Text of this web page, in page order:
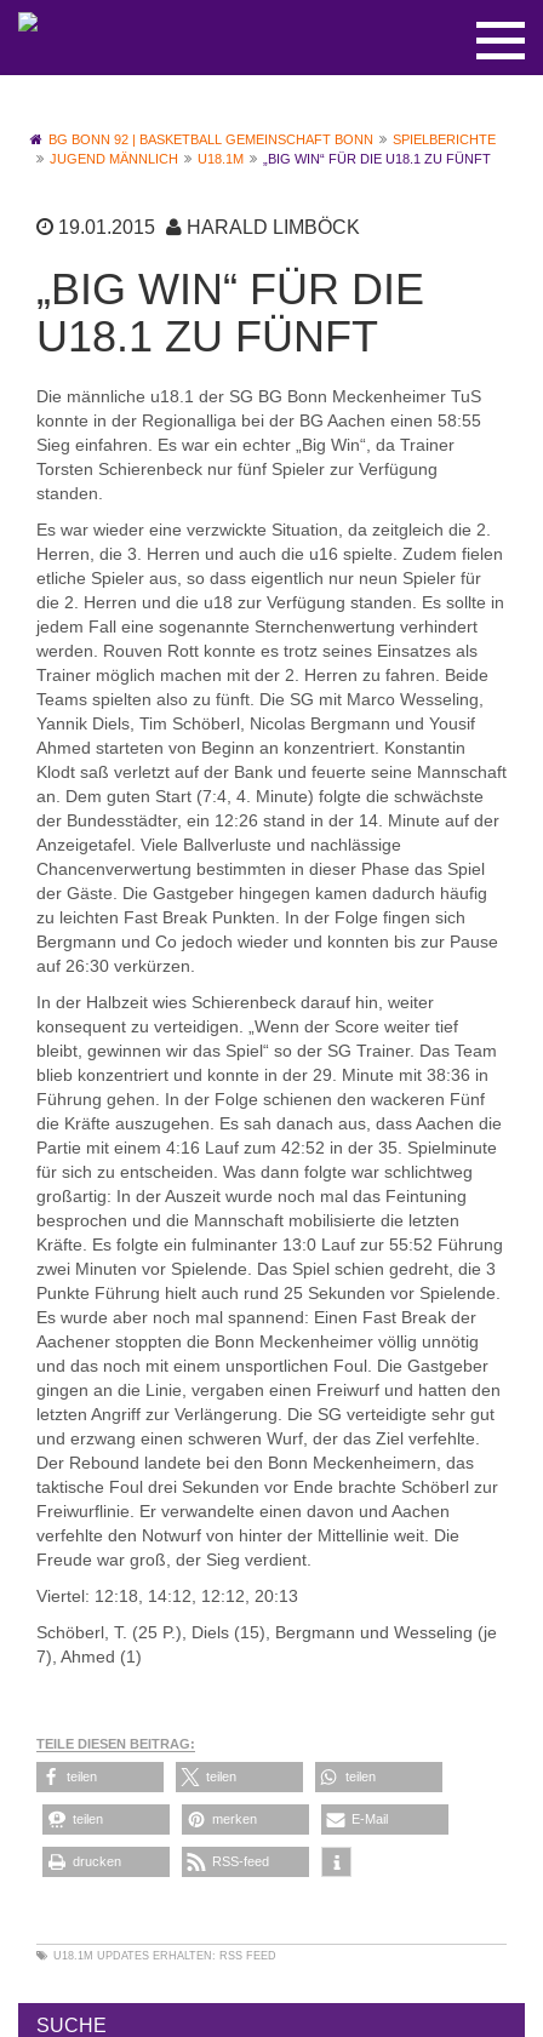
BG BONN 92 | BASKETBALL GEMEINSCHAFT BONN
SPIELBERICHTE
JUGEND MÄNNLICH
U18.1M „BIG WIN“ FÜR DIE U18.1 ZU FÜNFT
19.01.2015 HARALD LIMBÖCK
„BIG WIN“ FÜR DIE
U18.1 ZU FÜNFT
Die männliche u18.1 der SG BG Bonn Meckenheimer TuS
konnte in der Regionalliga bei der BG Aachen einen 58:55
Sieg einfahren. Es war ein echter „Big Win“, da Trainer
Torsten Schierenbeck nur fünf Spieler zur Verfügung
standen.
Es war wieder eine verzwickte Situation, da zeitgleich die 2.
Herren, die 3. Herren und auch die u16 spielte. Zudem fielen
etliche Spieler aus, so dass eigentlich nur neun Spieler für
die 2. Herren und die u18 zur Verfügung standen. Es sollte in
jedem Fall eine sogenannte Sternchenwertung verhindert
werden. Rouven Rott konnte es trotz seines Einsatzes als
Trainer möglich machen mit der 2. Herren zu fahren. Beide
Teams spielten also zu fünft. Die SG mit Marco Wesseling,
Yannik Diels, Tim Schöberl, Nicolas Bergmann und Yousif
Ahmed starteten von Beginn an konzentriert. Konstantin
Klodt saß verletzt auf der Bank und feuerte seine Mannschaft
an. Dem guten Start (7:4, 4. Minute) folgte die schwächste
der Bundesstädter, ein 12:26 stand in der 14. Minute auf der
Anzeigetafel. Viele Ballverluste und nachlässige
Chancenverwertung bestimmten in dieser Phase das Spiel
der Gäste. Die Gastgeber hingegen kamen dadurch häufig
zu leichten Fast Break Punkten. In der Folge fingen sich
Bergmann und Co jedoch wieder und konnten bis zur Pause
auf 26:30 verkürzen.
In der Halbzeit wies Schierenbeck darauf hin, weiter
konsequent zu verteidigen. „Wenn der Score weiter tief
bleibt, gewinnen wir das Spiel“ so der SG Trainer. Das Team
blieb konzentriert und konnte in der 29. Minute mit 38:36 in
Führung gehen. In der Folge schienen den wackeren Fünf
die Kräfte auszugehen. Es sah danach aus, dass Aachen die
Partie mit einem 4:16 Lauf zum 42:52 in der 35. Spielminute
für sich zu entscheiden. Was dann folgte war schlichtweg
großartig: In der Auszeit wurde noch mal das Feintuning
besprochen und die Mannschaft mobilisierte die letzten
Kräfte. Es folgte ein fulminanter 13:0 Lauf zur 55:52 Führung
zwei Minuten vor Spielende. Das Spiel schien gedreht, die 3
Punkte Führung hielt auch rund 25 Sekunden vor Spielende.
Es wurde aber noch mal spannend: Einen Fast Break der
Aachener stoppten die Bonn Meckenheimer völlig unnötig
und das noch mit einem unsportlichen Foul. Die Gastgeber
gingen an die Linie, vergaben einen Freiwurf und hatten den
letzten Angriff zur Verlängerung. Die SG verteidigte sehr gut
und erzwang einen schweren Wurf, der das Ziel verfehlte.
Der Rebound landete bei den Bonn Meckenheimern, das
taktische Foul drei Sekunden vor Ende brachte Schöberl zur
Freiwurflinie. Er verwandelte einen davon und Aachen
verfehlte den Notwurf von hinter der Mittellinie weit. Die
Freude war groß, der Sieg verdient.
Viertel: 12:18, 14:12, 12:12, 20:13
Schöberl, T. (25 P.), Diels (15), Bergmann und Wesseling (je
7), Ahmed (1)
TEILE DIESEN BEITRAG:
teilen teilen teilen
teilen merken E-Mail
drucken RSS-feed
U18.1M UPDATES ERHALTEN: RSS FEED
SUCHE